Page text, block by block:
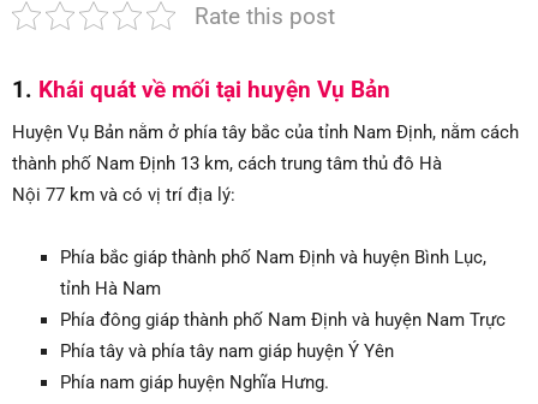
Rate this post
1. Khái quát về mối tại huyện Vụ Bản
Huyện Vụ Bản nằm ở phía tây bắc của tỉnh Nam Định, nằm cách
thành phố Nam Định 13 km, cách trung tâm thủ đô Hà
Nội 77 km và có vị trí địa lý:
Phía bắc giáp thành phố Nam Định và huyện Bình Lục,
tỉnh Hà Nam
Phía đông giáp thành phố Nam Định và huyện Nam Trực
Phía tây và phía tây nam giáp huyện Ý Yên
Phía nam giáp huyện Nghĩa Hưng.